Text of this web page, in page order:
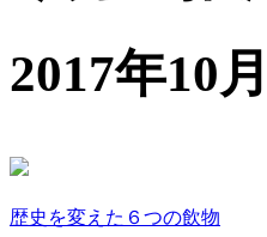
2017年10月
歴史を変えた６つの飲物